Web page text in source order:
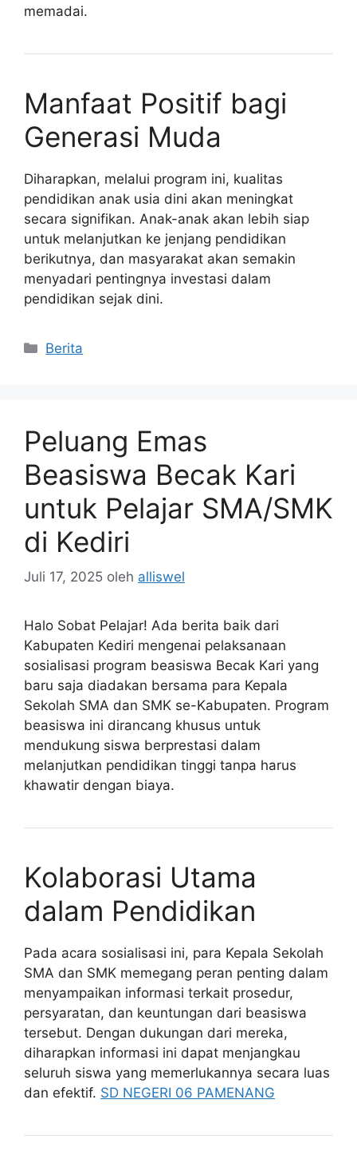
memadai.
Manfaat Positif bagi
Generasi Muda
Diharapkan, melalui program ini, kualitas
pendidikan anak usia dini akan meningkat
secara signifikan. Anak-anak akan lebih siap
untuk melanjutkan ke jenjang pendidikan
berikutnya, dan masyarakat akan semakin
menyadari pentingnya investasi dalam
pendidikan sejak dini.
Kategori
Berita
Peluang Emas
Beasiswa Becak Kari
untuk Pelajar SMA/SMK
di Kediri
Juli 17, 2025 oleh alliswel
Halo Sobat Pelajar! Ada berita baik dari
Kabupaten Kediri mengenai pelaksanaan
sosialisasi program beasiswa Becak Kari yang
baru saja diadakan bersama para Kepala
Sekolah SMA dan SMK se-Kabupaten. Program
beasiswa ini dirancang khusus untuk
mendukung siswa berprestasi dalam
melanjutkan pendidikan tinggi tanpa harus
khawatir dengan biaya.
Kolaborasi Utama
dalam Pendidikan
Pada acara sosialisasi ini, para Kepala Sekolah
SMA dan SMK memegang peran penting dalam
menyampaikan informasi terkait prosedur,
persyaratan, dan keuntungan dari beasiswa
tersebut. Dengan dukungan dari mereka,
diharapkan informasi ini dapat menjangkau
seluruh siswa yang memerlukannya secara luas
dan efektif. SD NEGERI 06 PAMENANG